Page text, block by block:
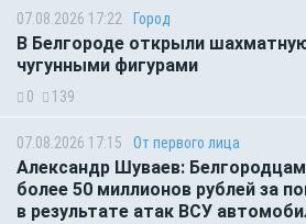
07.08.2026 17:22 Город
В Белгороде открыли
чугунными фигурами
0 139
07.08.2026 17:15 От первого лица
Александр Шуваев:
более 50 миллионов рублей за
в результате атак ВСУ